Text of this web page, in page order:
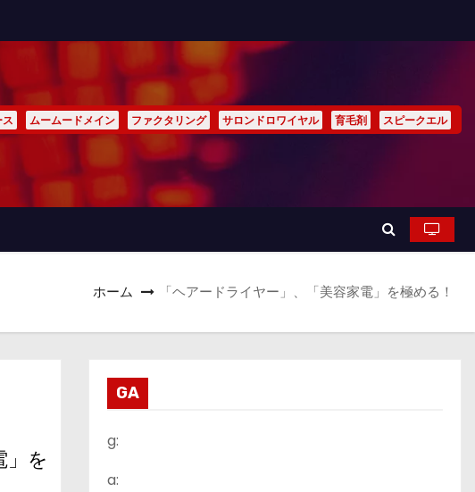
ムームードメイン ファクタリング サロンドロワイヤル 育毛剤 スピークエル
ホーム 「ヘアードライヤー」、「美容家電」を極める！
」を
GA
g:
a: